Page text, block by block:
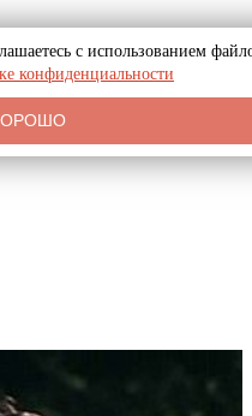
с использованием
конфиденциальности